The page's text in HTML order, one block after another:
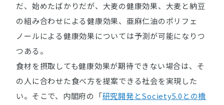
だ、始めたばかりだが、大麦の健康効果、大麦と納豆
の組み合わせによる健康効果、亜麻仁油のポリフェ
ノールによる健康効果については予測が可能になりつ
つある。
食材を摂取しても健康効果が期待できない場合は、そ
の人に合わせた食べ方を提案できる社会を実現した
い。そこで、内閣府の「研究開発とSociety5.0との橋